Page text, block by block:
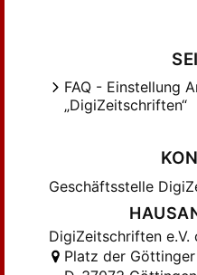
FAQ - Einstellung
„DigiZeitschriften“
Geschäftsstelle
DigiZeitschriften
Platz der Göttinger